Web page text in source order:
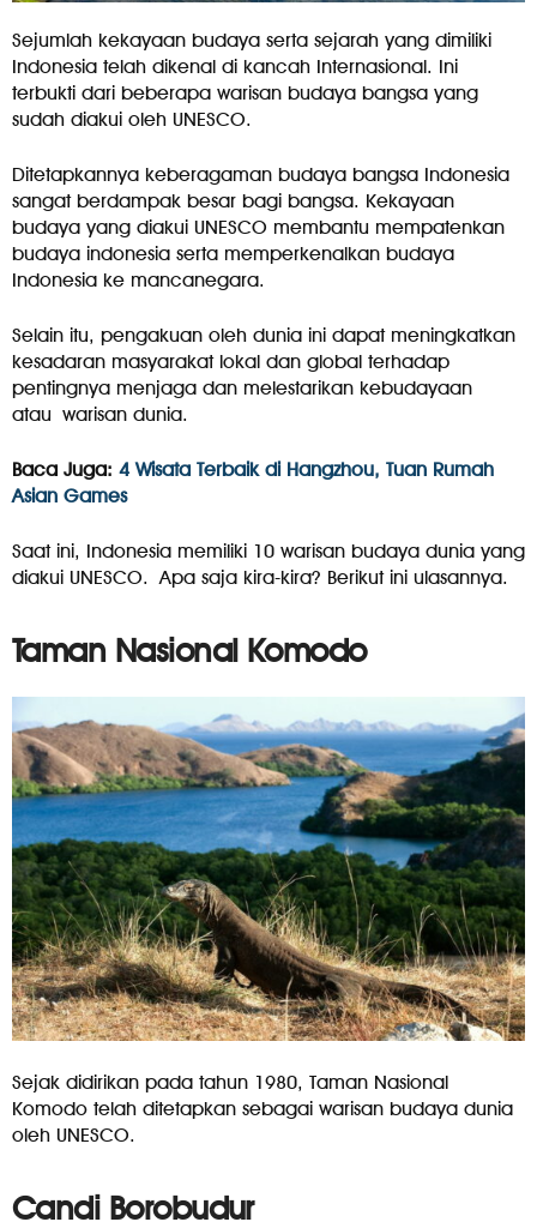
Sejumlah kekayaan budaya serta sejarah yang dimiliki
Indonesia telah dikenal di kancah Internasional. Ini
terbukti dari beberapa warisan budaya bangsa yang
sudah diakui oleh UNESCO.
Ditetapkannya keberagaman budaya bangsa Indonesia
sangat berdampak besar bagi bangsa. Kekayaan
budaya yang diakui UNESCO membantu mempatenkan
budaya indonesia serta memperkenalkan budaya
Indonesia ke mancanegara.
Selain itu, pengakuan oleh dunia ini dapat meningkatkan
kesadaran masyarakat lokal dan global terhadap
pentingnya menjaga dan melestarikan kebudayaan
atau warisan dunia.
Baca Juga: 4 Wisata Terbaik di Hangzhou, Tuan Rumah
Asian Games
Saat ini, Indonesia memiliki 10 warisan budaya dunia yang
diakui UNESCO. Apa saja kira-kira? Berikut ini ulasannya.
Taman Nasional Komodo
Sejak didirikan pada tahun 1980, Taman Nasional
Komodo telah ditetapkan sebagai warisan budaya dunia
oleh UNESCO.
Candi Borobudur